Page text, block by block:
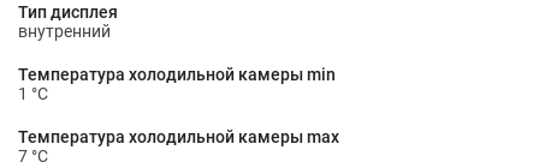
Тип дисплея
внутренний
Температура холодильной камеры min
1 °С
Температура холодильной камеры max
7 °С